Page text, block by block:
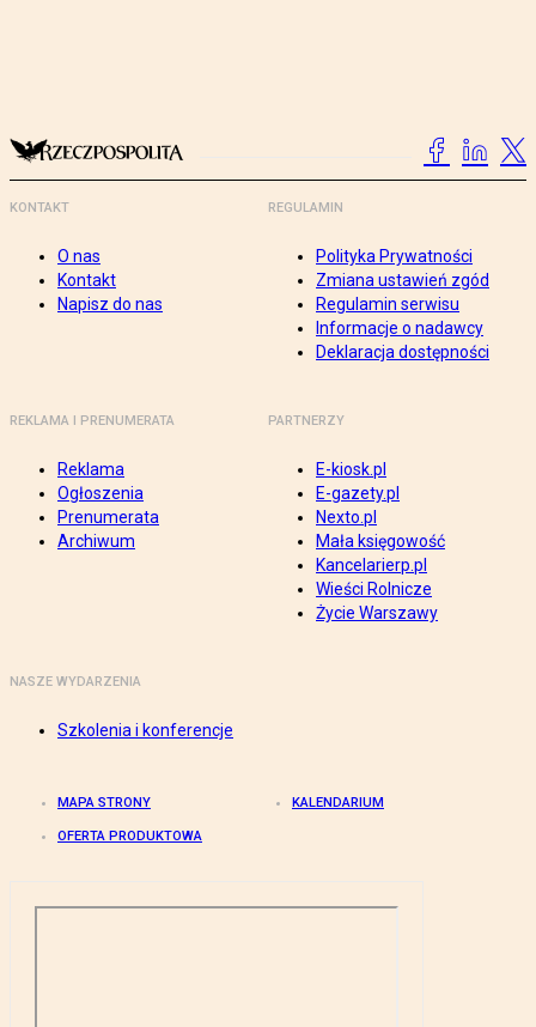
KONTAKT
O nas
Kontakt
Napisz do nas
REGULAMIN
Polityka Prywatności
Zmiana ustawień zgód
Regulamin serwisu
Informacje o nadawcy
Deklaracja dostępności
REKLAMA I PRENUMERATA
Reklama
Ogłoszenia
Prenumerata
Archiwum
PARTNERZY
E-kiosk.pl
E-gazety.pl
Nexto.pl
Mała księgowość
Kancelarierp.pl
Wieści Rolnicze
Życie Warszawy
NASZE WYDARZENIA
Szkolenia i konferencje
MAPA STRONY KALENDARIUM
OFERTA PRODUKTOWA